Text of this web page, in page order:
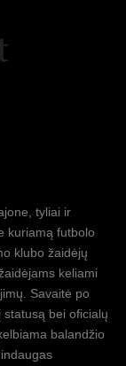
tyliai ir
kuriamą futbolo
klubo žaidėjų
keliami
Savaitė po
bei oficialų
balandžio